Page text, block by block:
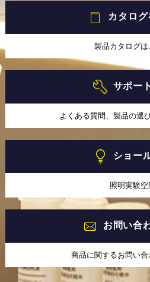
カタログ
製品カタログは
サポー
よくある質問、製品の選
ショー
照明実験空
お問い合
商品に関するお問い合